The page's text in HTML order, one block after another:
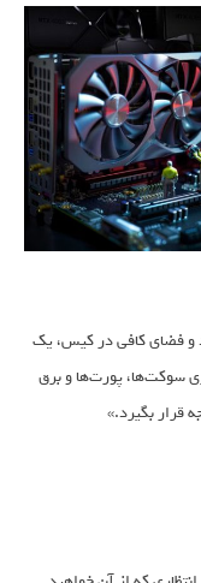
و فضای کافی در کیس، یک
سوکت‌ها، پورت‌ها و برق
قرار بگیرد.»​